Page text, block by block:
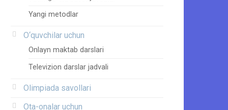
Yangi metodlar
O‘quvchilar uchun
Onlayn maktab darslari
Televizion darslar jadvali
Olimpiada savollari
Ota-onalar uchun